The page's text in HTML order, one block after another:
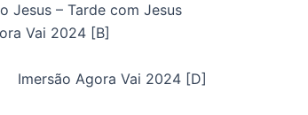
Jesus – Tarde com Jesus
Vai 2024 [B]
Imersão Agora Vai 2024 [D]